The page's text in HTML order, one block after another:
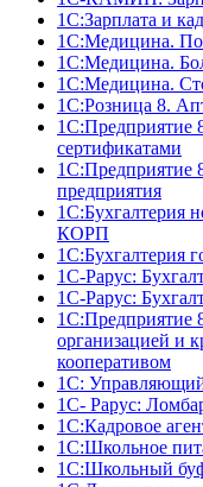
1С:Зарплата и
1С:Медицина.
1С:Медицина.
1С:Медицина.
1С:Розница 8.
1C:Предприятие
сертификатами
1С:Предприятие
предприятия
1C:Бухгалтерия
КОРП
1С:Бухгалтерия
1С-Рарус:
1С-Рарус:
1С:Предприятие
организацией и
кооперативом
1С:
1С- Рарус:
1С:Кадровое
1С:Школьное
1С:Школьный